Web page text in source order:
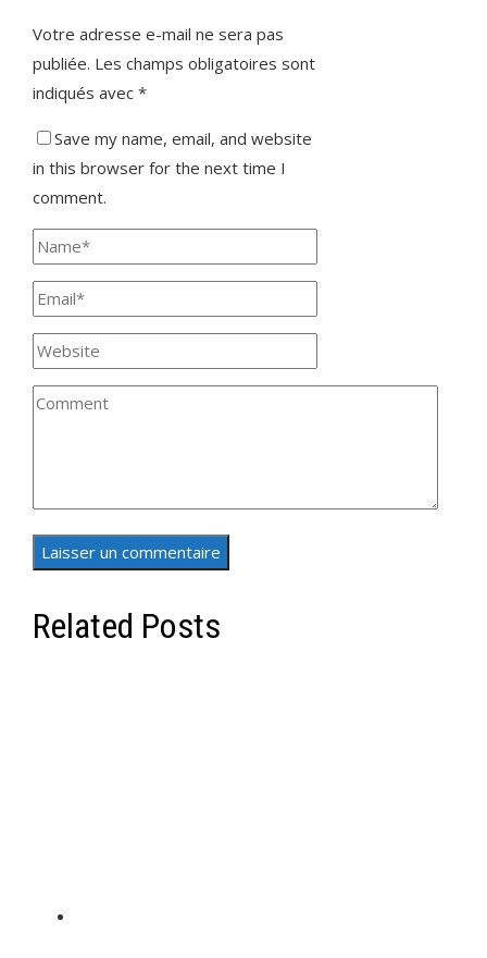
Votre adresse e-mail ne sera pas
publiée. Les champs obligatoires sont
indiqués avec *
Save my name, email, and website
in this browser for the next time I
comment.
Related Posts